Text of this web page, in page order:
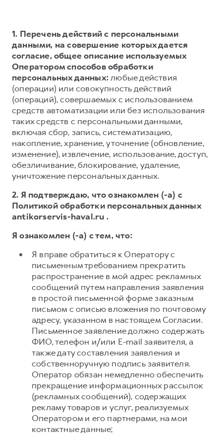
1. Перечень действий с персональными
данными, на совершение которых дается
согласие, общее описание используемых
Оператором способов обработки
персональных данных:любые действия
(операции) или совокупность действий
(операций), совершаемых с использованием
средств автоматизации или без использования
таких средств с персональными данными,
включая сбор, запись, систематизацию,
накопление, хранение, уточнение (обновление,
изменение), извлечение, использование, доступ,
обезличивание, блокирование, удаление,
уничтожение персональных данных.
2. Я подтверждаю, что ознакомлен (-а) с
Политикой обработки персональных данных
antikorservis-haval.ru .
Я ознакомлен (-а) с тем, что:
Я вправе обратиться к Оператору с
письменным требованием прекратить
распространение в мой адрес рекламных
сообщений путем направления заявления
в простой письменной форме заказным
письмом с описью вложения по почтовому
адресу, указанном в настоящем Согласии.
Письменное заявление должно содержать
ФИО, телефон и/или E-mail заявителя, а
также дату составления заявления и
собственноручную подпись заявителя.
Оператор обязан немедленно обеспечить
прекращение информационных рассылок
(рекламных сообщений), содержащих
рекламу товаров и услуг, реализуемых
Оператором и его партнерами, на мои
контактные данные;